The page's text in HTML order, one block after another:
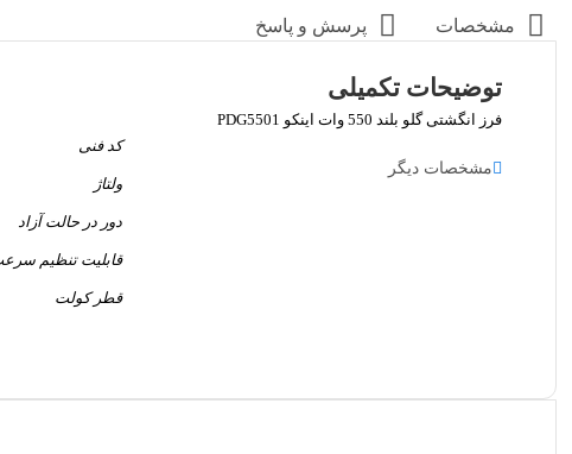
مشخصات پرسش و پاسخ
توضیحات تکمیلی
فرز انگشتی گلو بلند 550 وات اینکو PDG5501
مشخصات دیگر
کد فنی
ولتاژ
دور در حالت آزاد
قابلیت تنظیم
قطر کولت